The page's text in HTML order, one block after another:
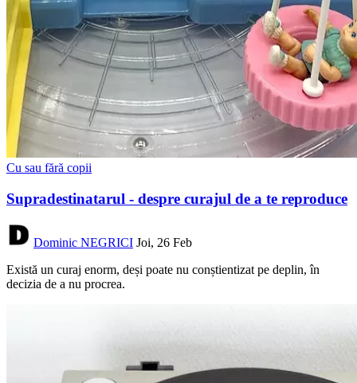
Cu sau fără copii
Supradestinatarul - despre curajul de a te reproduce
Dominic NEGRICI Joi, 26 Feb
Există un curaj enorm, deși poate nu conștientizat pe deplin, în
decizia de a nu procrea.